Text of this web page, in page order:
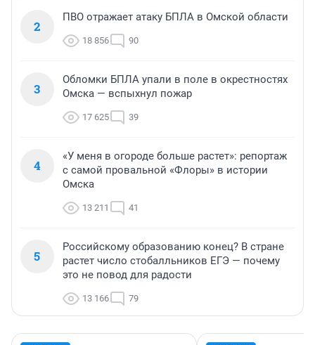
2
ПВО отражает атаку БПЛА в Омской области
18 856 90
3
Обломки БПЛА упали в поле в окрестностях
Омска — вспыхнул пожар
17 625 39
4
«У меня в огороде больше растет»: репортаж
с самой провальной «Флоры» в истории
Омска
13 211 41
5
Российскому образованию конец? В стране
растет число стобалльников ЕГЭ — почему
это не повод для радости
13 166 79